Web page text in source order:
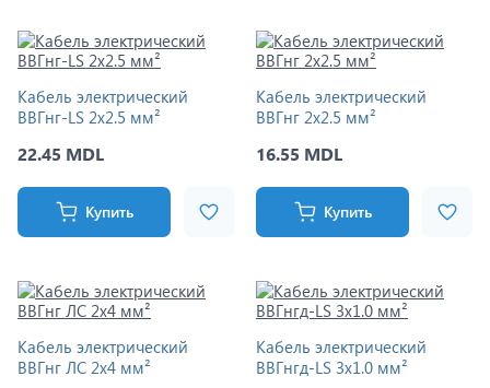
Кабель электрический
ВВГнг-LS 2x2.5 мм²
22.45 MDL
Купить
Кабель электрический
ВВГнг 2x2.5 мм²
16.55 MDL
Купить
Кабель электрический
ВВГнг ЛС 2x4 мм²
Кабель электрический
ВВГнгд-LS 3x1.0 мм²